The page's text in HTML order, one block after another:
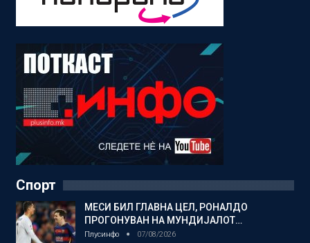
Спорт
МЕСИ БИЛ ГЛАВНА ЦЕЛ, РОНАЛДО
ПРОГОНУВАН НА МУНДИЈАЛОТ…
Плусинфо 07/08/2026